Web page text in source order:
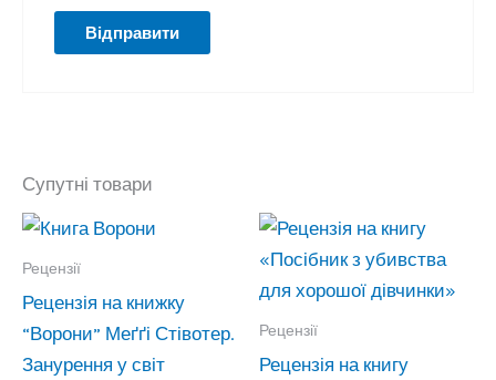
Супутні товари
Рецензії
Рецензія на книжку
“Ворони” Меґґі Стівотер.
Занурення у світ
Рецензії
Рецензія на книгу